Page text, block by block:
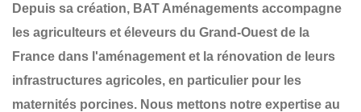
Depuis sa création, BAT Aménagements accompagne
les agriculteurs et éleveurs du Grand-Ouest de la
France dans l'aménagement et la rénovation de leurs
infrastructures agricoles, en particulier pour les
maternités porcines. Nous mettons notre expertise au